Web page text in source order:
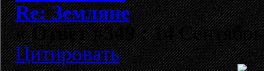
Re: Земляне
«Ответ #349 :14
Цитировать